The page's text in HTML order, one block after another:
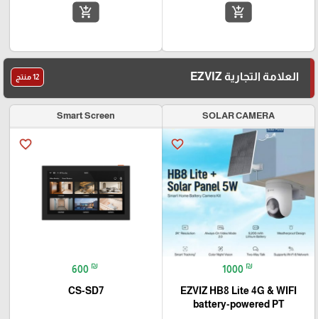
add_shopping_cart
add_shopping_cart
العلامة التجارية EZVIZ 12 منتج
SOLAR CAMERA
favorite_border
1000 ₪
EZVIZ HB8 Lite 4G & WIFI
battery-powered PT
Smart Screen
favorite_border
600 ₪
CS-SD7